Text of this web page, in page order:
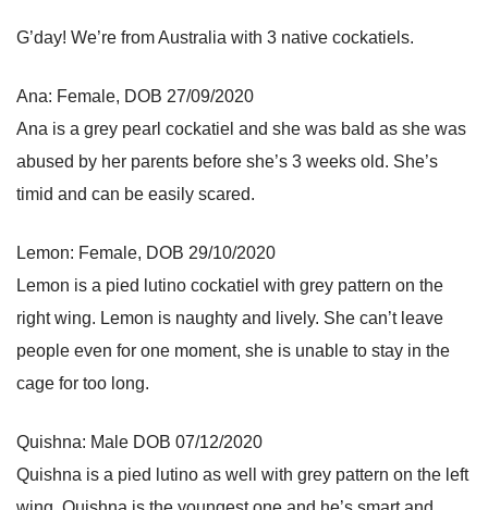
G’day! We’re from Australia with 3 native cockatiels.
Ana: Female, DOB 27/09/2020
Ana is a grey pearl cockatiel and she was bald as she was
abused by her parents before she’s 3 weeks old. She’s
timid and can be easily scared.
Lemon: Female, DOB 29/10/2020
Lemon is a pied lutino cockatiel with grey pattern on the
right wing. Lemon is naughty and lively. She can’t leave
people even for one moment, she is unable to stay in the
cage for too long.
Quishna: Male DOB 07/12/2020
Quishna is a pied lutino as well with grey pattern on the left